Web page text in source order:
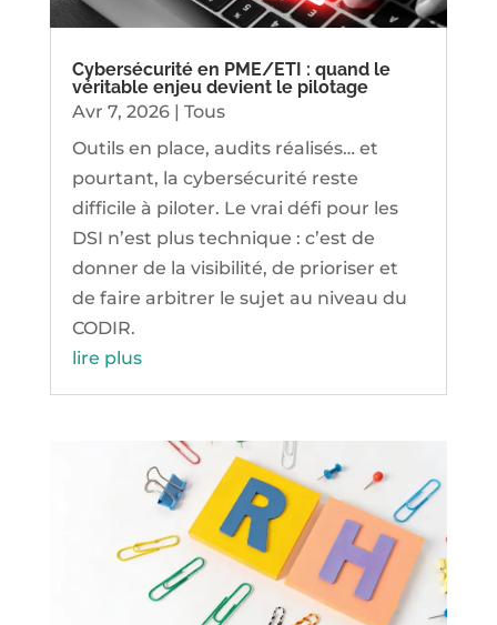
Cybersécurité en PME/ETI : quand le
véritable enjeu devient le pilotage
Avr 7, 2026| Tous
Outils en place, audits réalisés… et
pourtant, la cybersécurité reste
difficile à piloter. Le vrai défi pour les
DSI n’est plus technique : c’est de
donner de la visibilité, de prioriser et
de faire arbitrer le sujet au niveau du
CODIR.
lire plus